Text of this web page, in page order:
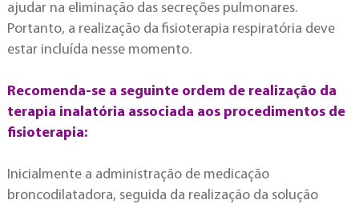
ajudar na eliminação das secreções pulmonares.
Portanto, a realização da fisioterapia respiratória deve
estar incluída nesse momento.
Recomenda-se a seguinte ordem de realização da
terapia inalatória associada aos procedimentos de
fisioterapia:
Inicialmente a administração de medicação
broncodilatadora, seguida da realização da solução